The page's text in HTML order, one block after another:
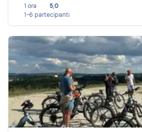
1 ora
5,0
1-6 partecipanti